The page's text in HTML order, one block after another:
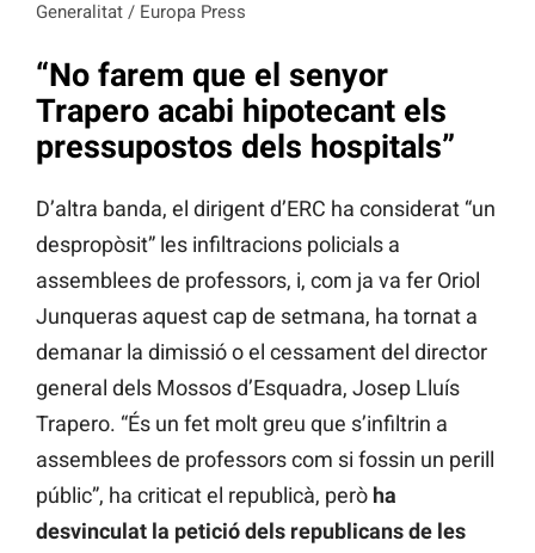
Generalitat / Europa Press
“No farem que el senyor
Trapero acabi hipotecant els
pressupostos dels hospitals”
D’altra banda, el dirigent d’ERC ha considerat “un
despropòsit” les infiltracions policials a
assemblees de professors, i, com ja va fer Oriol
Junqueras aquest cap de setmana, ha tornat a
demanar la dimissió o el cessament del director
general dels Mossos d’Esquadra, Josep Lluís
Trapero. “És un fet molt greu que s’infiltrin a
assemblees de professors com si fossin un perill
públic”, ha criticat el republicà, però ha
desvinculat la petició dels republicans de les